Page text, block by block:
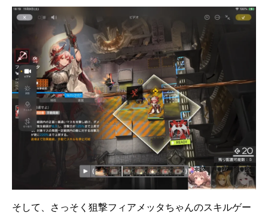
そして、さっそく狙撃フィアメッタちゃんのスキルゲー